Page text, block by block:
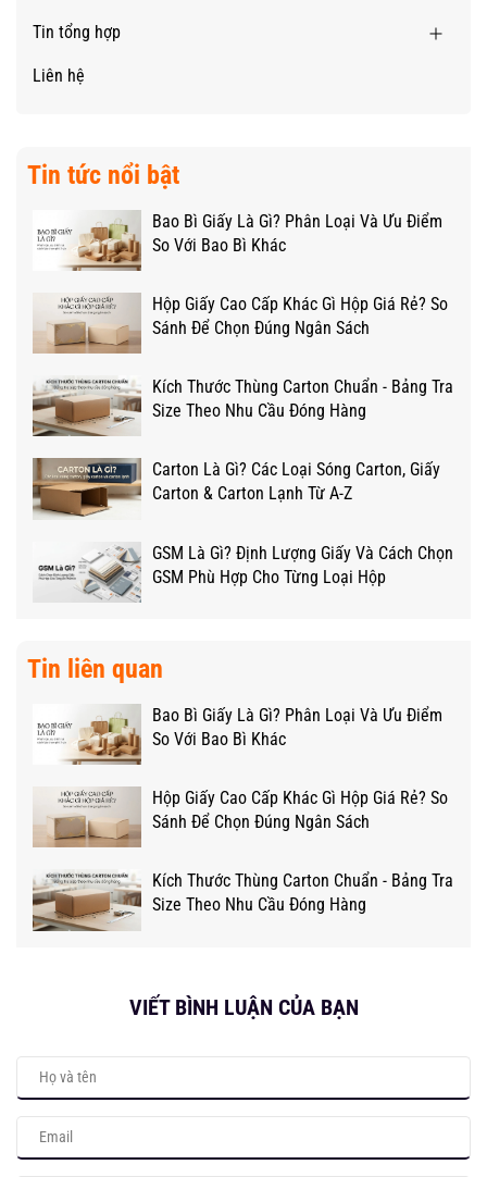
Tin tổng hợp
Liên hệ
Tin tức nổi bật
Bao Bì Giấy Là Gì? Phân Loại Và Ưu Điểm
So Với Bao Bì Khác
Hộp Giấy Cao Cấp Khác Gì Hộp Giá Rẻ? So
Sánh Để Chọn Đúng Ngân Sách
Kích Thước Thùng Carton Chuẩn - Bảng Tra
Size Theo Nhu Cầu Đóng Hàng
Carton Là Gì? Các Loại Sóng Carton, Giấy
Carton & Carton Lạnh Từ A-Z
GSM Là Gì? Định Lượng Giấy Và Cách Chọn
GSM Phù Hợp Cho Từng Loại Hộp
Tin liên quan
Bao Bì Giấy Là Gì? Phân Loại Và Ưu Điểm
So Với Bao Bì Khác
Hộp Giấy Cao Cấp Khác Gì Hộp Giá Rẻ? So
Sánh Để Chọn Đúng Ngân Sách
Kích Thước Thùng Carton Chuẩn - Bảng Tra
Size Theo Nhu Cầu Đóng Hàng
VIẾT BÌNH LUẬN CỦA BẠN